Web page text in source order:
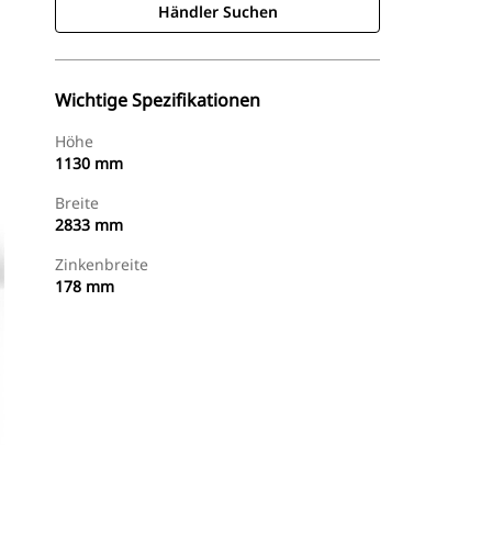
Händler Suchen
Wichtige Spezifikationen
Höhe
1130 mm
Breite
2833 mm
Zinkenbreite
178 mm